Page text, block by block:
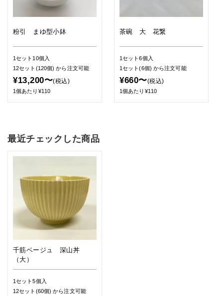
粉引 まゆ型小鉢
1セット10個入
12セット(120個)から注文可能
¥13,200〜(税込)
1個あたり¥110
茶碗 大 花繋
1セット6個入
1セット(6個) から注文可能
¥660〜(税込)
1個あたり¥110
最近チェックした商品
千筋ベージュ 深山丼
（大）
1セット5個入
12セット(60個)から注文可能